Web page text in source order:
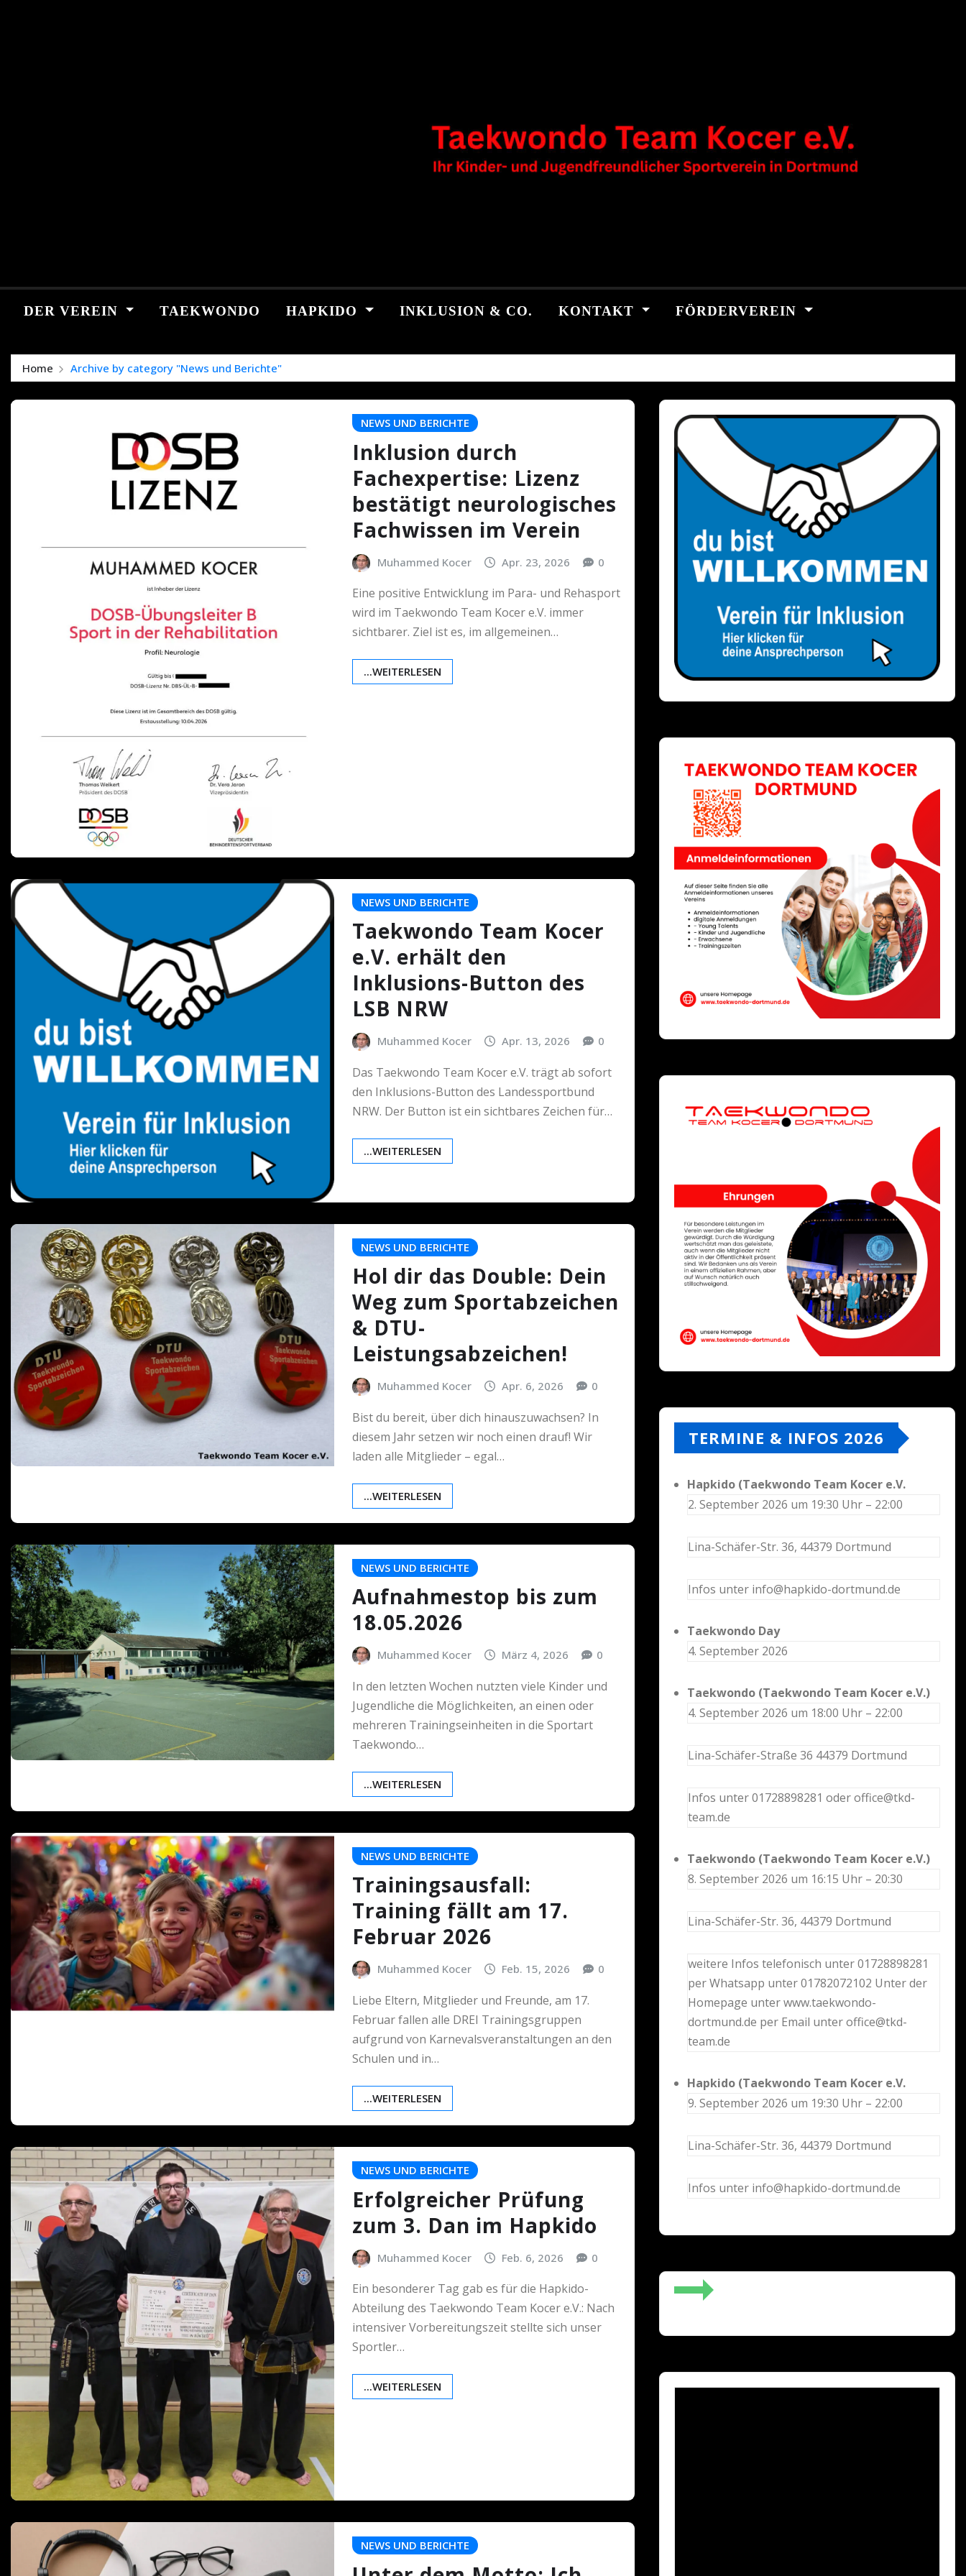
DER VEREIN TAEKWONDO HAPKIDO INKLUSION & CO. KONTAKT FÖRDERVEREIN
Home Archive by category "News und Berichte"
NEWS UND BERICHTE
Inklusion durch
Fachexpertise: Lizenz
bestätigt neurologisches
Fachwissen im Verein
Muhammed Kocer Apr. 23, 2026 0
Eine positive Entwicklung im Para- und Rehasport
wird im Taekwondo Team Kocer e.V. immer
sichtbarer. Ziel ist es, im allgemeinen…
...WEITERLESEN
NEWS UND BERICHTE
Taekwondo Team Kocer
e.V. erhält den
Inklusions-Button des
LSB NRW
Muhammed Kocer Apr. 13, 2026 0
Das Taekwondo Team Kocer e.V. trägt ab sofort
den Inklusions-Button des Landessportbund
NRW. Der Button ist ein sichtbares Zeichen für…
...WEITERLESEN
NEWS UND BERICHTE
Hol dir das Double: Dein
Weg zum Sportabzeichen
& DTU-
Leistungsabzeichen!
Muhammed Kocer Apr. 6, 2026 0
Bist du bereit, über dich hinauszuwachsen? In
diesem Jahr setzen wir noch einen drauf! Wir
laden alle Mitglieder – egal…
...WEITERLESEN
NEWS UND BERICHTE
Aufnahmestop bis zum
18.05.2026
Muhammed Kocer März 4, 2026 0
In den letzten Wochen nutzten viele Kinder und
Jugendliche die Möglichkeiten, an einen oder
mehreren Trainingseinheiten in die Sportart
Taekwondo…
...WEITERLESEN
NEWS UND BERICHTE
Trainingsausfall:
Training fällt am 17.
Februar 2026
Muhammed Kocer Feb. 15, 2026 0
Liebe Eltern, Mitglieder und Freunde, am 17.
Februar fallen alle DREI Trainingsgruppen
aufgrund von Karnevalsveranstaltungen an den
Schulen und in…
...WEITERLESEN
NEWS UND BERICHTE
Erfolgreicher Prüfung
zum 3. Dan im Hapkido
Muhammed Kocer Feb. 6, 2026 0
Ein besonderer Tag gab es für die Hapkido-
Abteilung des Taekwondo Team Kocer e.V.: Nach
intensiver Vorbereitungszeit stellte sich unser
Sportler…
...WEITERLESEN
NEWS UND BERICHTE
TERMINE & INFOS 2026
Hapkido (Taekwondo Team Kocer e.V.
2. September 2026 um 19:30 Uhr – 22:00
Lina-Schäfer-Str. 36, 44379 Dortmund
Infos unter info@hapkido-dortmund.de
Taekwondo Day
4. September 2026
Taekwondo (Taekwondo Team Kocer e.V.)
4. September 2026 um 18:00 Uhr – 22:00
Lina-Schäfer-Straße 36 44379 Dortmund
Infos unter 01728898281 oder office@tkd-
team.de
Taekwondo (Taekwondo Team Kocer e.V.)
8. September 2026 um 16:15 Uhr – 20:30
Lina-Schäfer-Str. 36, 44379 Dortmund
weitere Infos telefonisch unter 01728898281
per Whatsapp unter 01782072102 Unter der
Homepage unter www.taekwondo-
dortmund.de per Email unter office@tkd-
team.de
Hapkido (Taekwondo Team Kocer e.V.
9. September 2026 um 19:30 Uhr – 22:00
Lina-Schäfer-Str. 36, 44379 Dortmund
Infos unter info@hapkido-dortmund.de